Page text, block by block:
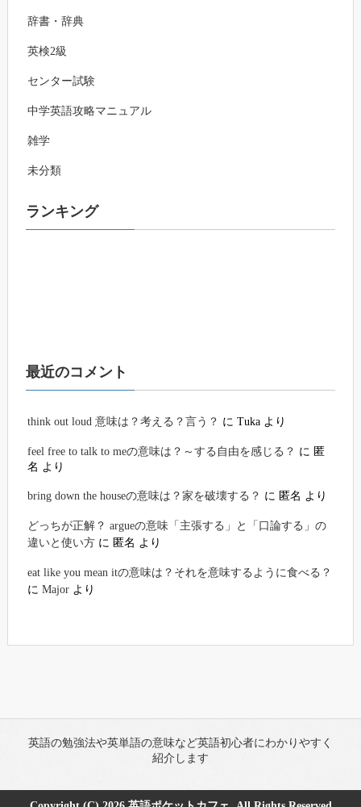
辞書・辞典
英検2級
センター試験
中学英語攻略マニュアル
雑学
未分類
ランキング
最近のコメント
think out loud 意味は？考える？言う？ にTuka より
feel free to talk to meの意味は？～する自由を感じる？ に 匿
名 より
bring down the houseの意味は？家を破壊する？ に 匿名 より
どっちが正解？ argueの意味「主張する」と「口論する」の
違いと使い方 に 匿名 より
eat like you mean itの意味は？それを意味するように食べる？
にMajor より
英語の勉強法や英単語の意味など英語初心者にわかりやすく
紹介します